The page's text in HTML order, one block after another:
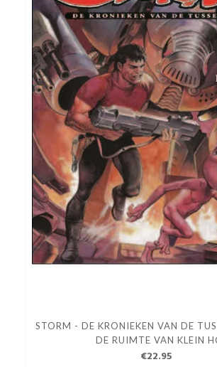
STORM - DE KRONIEKEN VAN DE
DE RUIMTE VAN KLEIN
€22.95